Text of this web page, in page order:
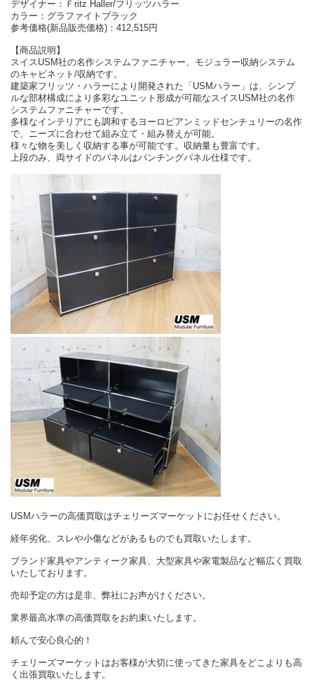
デザイナー：Ｆritz Haller/フリッツハラー
カラー：グラファイトブラック
参考価格(新品販売価格)：412,515円
【商品説明】
スイスUSM社の名作システムファニチャー、モジュラー収納システム
のキャビネット/収納です。
建築家フリッツ・ハラーにより開発された「USMハラー」は、シンプ
ルな部材構成により多彩なユニット形成が可能なスイスUSM社の名作
システムファニチャーです。
多様なインテリアにも調和するヨーロピアンミッドセンチュリーの名作
で、ニーズに合わせて組み立て・組み替えが可能。
様々な物を美しく収納する事が可能です。収納量も豊富です。
上段のみ、両サイドのパネルはパンチングパネル仕様です。
USMハラーの高価買取はチェリーズマーケットにお任せください。
経年劣化、スレや小傷などがあるものでも買取いたします。
ブランド家具やアンティーク家具、大型家具や家電製品など幅広く買取
いたしております。
売却予定の方は是非、弊社にお声がけください。
業界最高水準の高価買取をお約束いたします。
頼んで安心良心的！
チェリーズマーケットはお客様が大切に使ってきた家具をどこよりも高
く出張買取いたします。